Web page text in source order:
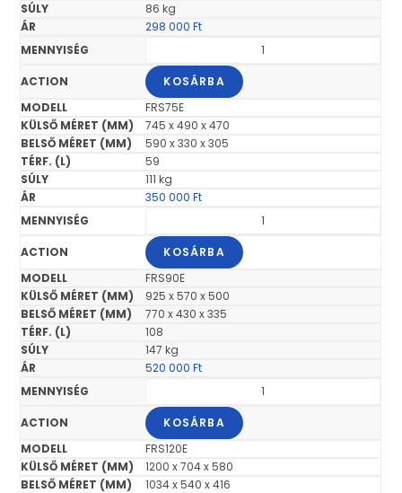
86 kg
298 000Ft
KOSÁRBA
FRS75E
745 x 490 x 470
590 x 330 x 305
59
111 kg
350 000Ft
KOSÁRBA
FRS90E
925 x 570 x 500
770 x 430 x 335
108
147 kg
520 000Ft
KOSÁRBA
FRS120E
1200 x 704 x 580
1034 x 540 x 416